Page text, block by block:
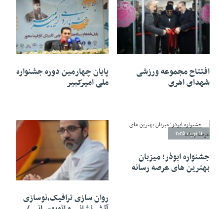
13 فوریه 2025
افتتاح مجموعه ورزشی
شهدای اهری
12 فوریه 2025
پایان چهارمین دوره جشنواره
ملی امیرکبیر
11 فوریه 2025
جشنواره ابوذر؛ میزبان
بهترین های عرصه رسانه 04 فوریه 2025
روان سازی ترافیک،نوسازی